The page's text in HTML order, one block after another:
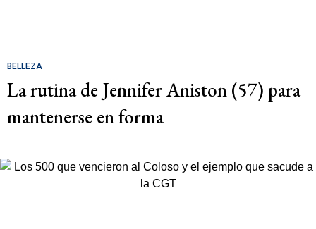
BELLEZA
La rutina de Jennifer Aniston (57) para
mantenerse en forma